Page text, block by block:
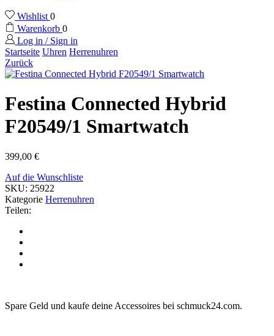
Wishlist 0
Warenkorb 0
Log in / Sign in
Startseite Uhren Herrenuhren
Zurück
Festina Connected Hybrid
F20549/1 Smartwatch
399,00 €
Auf die Wunschliste
SKU: 25922
Kategorie Herrenuhren
Teilen:
Spare Geld und kaufe deine Accessoires bei schmuck24.com.